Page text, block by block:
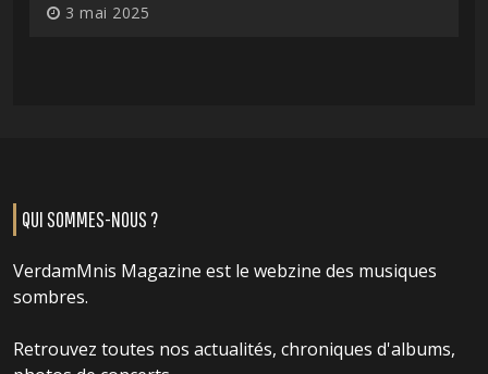
3 mai 2025
QUI SOMMES-NOUS ?
VerdamMnis Magazine est le webzine des musiques
sombres.
Retrouvez toutes nos actualités, chroniques d'albums,